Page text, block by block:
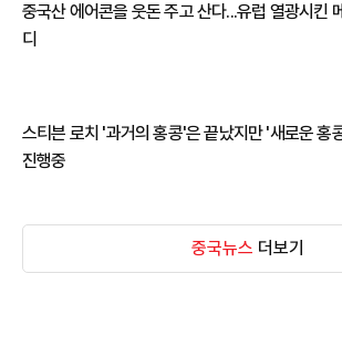
중국산 에어콘을 웃돈 주고 산다...유럽 열광시킨
디
스티븐 로치 '과거의 홍콩'은 끝났지만 '새로운 홍
진행중
중국뉴스 더보기